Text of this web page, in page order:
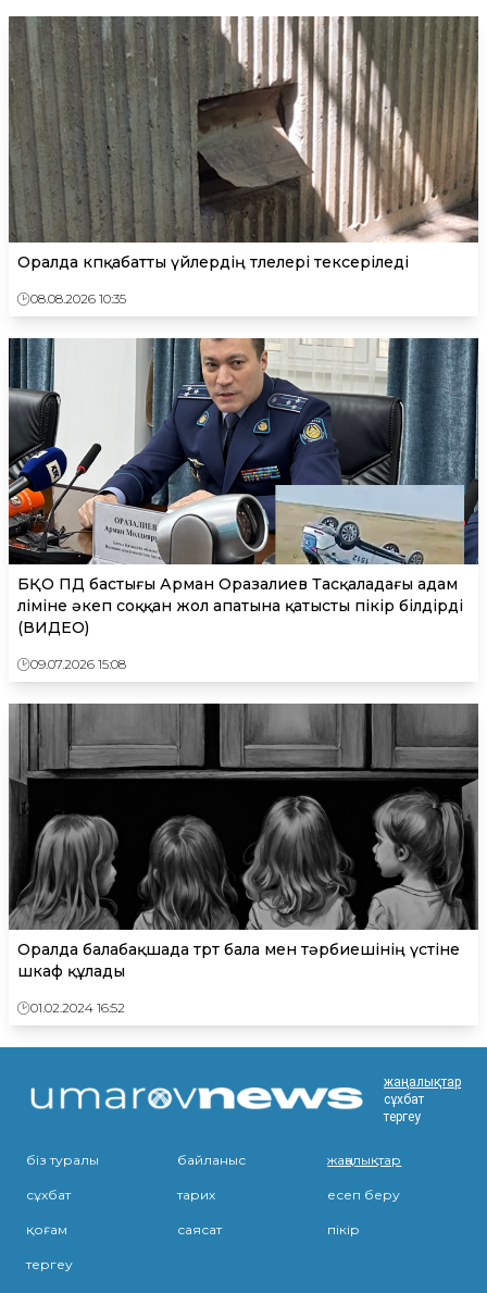
Оралда көпқабатты үйлердің төлелері тексеріледі
08.08.2026 10:35
БҚО ПД бастығы Арман Оразалиев Тасқаладағы адам
өліміне әкеп соққан жол апатына қатысты пікір білдірді
(ВИДЕО)
09.07.2026 15:08
Оралда балабақшада төрт бала мен тәрбиешінің үстіне
шкаф құлады
01.02.2024 16:52
жаңалықтар
сұхбат
тергеу
біз туралы байланыс жаңалықтар
сұхбат тарих есеп беру
қоғам саясат пікір
тергеу